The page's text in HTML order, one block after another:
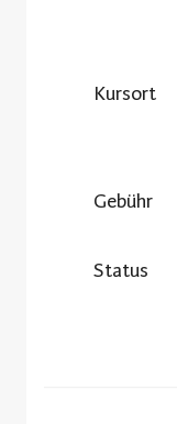
Kursort
Gebühr
Status